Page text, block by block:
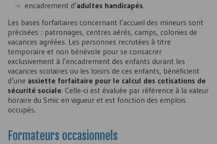
encadrement d’adultes handicapés.
Les bases forfaitaires concernant l’accueil des mineurs sont
précisées : patronages, centres aérés, camps, colonies de
vacances agréées. Les personnes recrutées à titre
temporaire et non bénévole pour se consacrer
exclusivement à l’encadrement des enfants durant les
vacances scolaires ou les loisirs de ces enfants, bénéficient
d’une assiette forfaitaire pour le calcul des cotisations de
sécurité sociale. Celle-ci est évaluée par référence à la valeur
horaire du Smic en vigueur et est fonction des emplois
occupés.
Formateurs occasionnels